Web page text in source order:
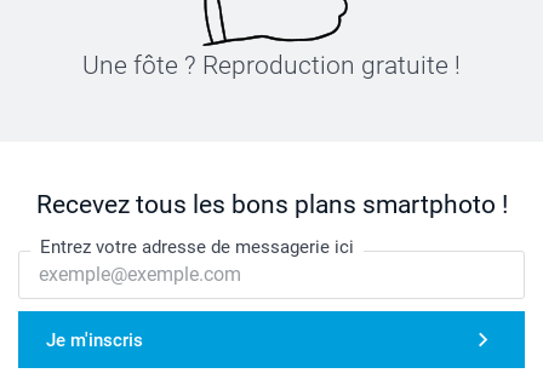
Une fôte ? Reproduction gratuite !
Recevez tous les bons plans smartphoto !
Entrez votre adresse de messagerie ici
Je m'inscris